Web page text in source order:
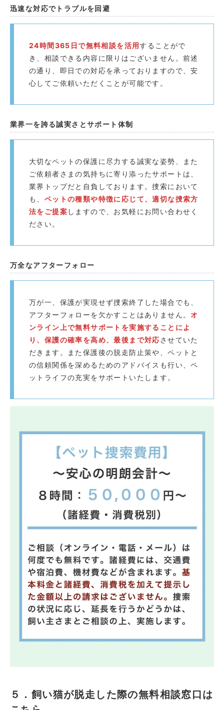
迅速な対応でトラブルを回避️
24時間365日で無料相談を活用することがで
き、相談できる内容に限りはございません。前述
の通り、即日での対応を承っておりますので、安
心してご依頼いただくことが可能です。
業界一を誇る誠実さとサポート体制
大切なペットの保護に尽力する誠実な姿勢、また
ご依頼者さまの気持ちに寄り添ったサポートは、
業界トップだと自負しております。捜索において
も、 ペットの種類や特徴に応じて、適切な捜索方
法をご提案 しますので、お気軽にお問い合わせく
ださい。
万全なアフターフォロー
万が一、保護が実現せず捜索終了した場合でも、
アフターフォローを欠かすことはありません。オ
ンライン上で無料サポートを実施することによ
り、保護の確率を高め、最後まで対応させていた
だきます。また保護後の脱走防止策や、ペットと
の信頼関係を深めるためのアドバイスも行い、ペ
ットライフの充実をサポートいたします。
５．飼い猫が脱走した際の無料相談窓口は